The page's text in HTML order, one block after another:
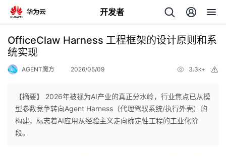
开发者
返
回
个
OfficeClaw Harness 工程框架的设计原则和系
统实现
AGENT魔方 2026/05/09 3.3k+
【摘要】 2026年被视为AI产业的真正分水岭，行业焦点已从模
型参数竞争转向Agent Harness（代理驾驭系统/执行外壳）的
构建，标志着AI应用从经验主义走向确定性工程的工业化阶
段。